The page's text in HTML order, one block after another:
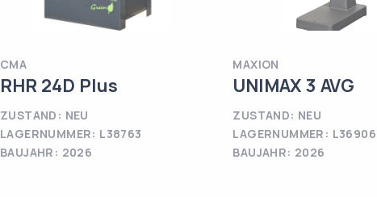
CMA
RHR 24D Plus
ZUSTAND: NEU
LAGERNUMMER: L38763
BAUJAHR: 2026
MAXION
UNIMAX 3 AVG
ZUSTAND: NEU
LAGERNUMMER: L36906
BAUJAHR: 2026